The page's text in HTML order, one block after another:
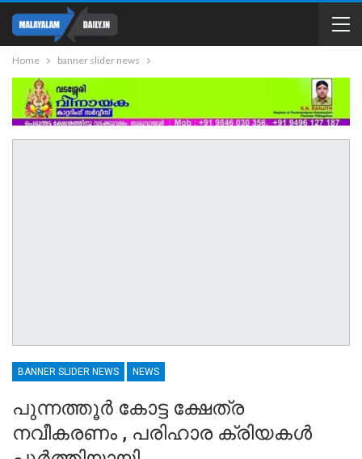
Home banner slider news
BANNER SLIDER NEWS NEWS
പുന്നത്തൂർ കോട്ട ക്ഷേത്ര
നവീകരണം , പരിഹാര ക്രിയകൾ